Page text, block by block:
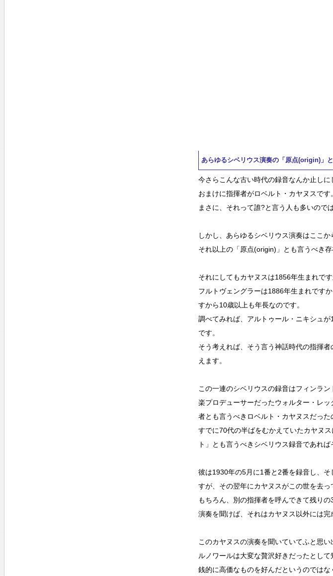
あらゆるシベリウス演奏の「原点(origin)」
今さらこんな古い時代の録音なんか止しに
おまけに指揮者がロベルト・カヤヌスです。
まさに、それって誰?と言う人も多いので
しかし、あらゆるシベリウス演奏はここ
それ以上の「原点(origin)」とも言うべき存
それにしてもカヤヌスは1856年生まれで
フルトヴェングラーは1886年生まれです
すから10歳以上も年長なのです。
調べてみれば、アルトゥール・ニキシュ
です。
そう考えれば、そう言う神話時代の指揮
えます。
この一連のシベリウスの録音はフィンラ
楽プロデューサーだったウォルター・レ
者とも言うべきロベルト・カヤヌスだった
すでに70代の半ばをむかえていたカヤヌ
ト」とも言うべきシベリウス録音であれ
彼は1930年の5月に1番と2番を録音し、
すが、その翌年にカヤヌスがこの世を去
もちろん、別の指揮者を呼んできて残り
演奏を聞けば、それはカヤヌス以外には
このカヤヌスの演奏を聞いていてふと思
ルノワールは大変な贅沢好きだったとし
銭的に高価なものを好んだというのでは